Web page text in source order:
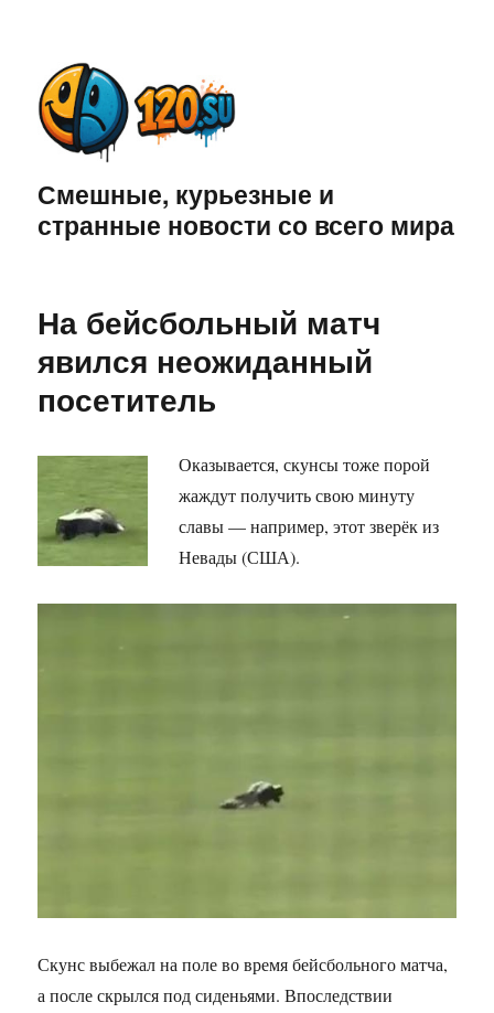
Смешные, курьезные и
странные новости со всего мира
На бейсбольный матч
явился неожиданный
посетитель
Оказывается, скунсы тоже порой
жаждут получить свою минуту
славы — например, этот зверёк из
Невады (США).
Скунс выбежал на поле во время бейсбольного матча,
а после скрылся под сиденьями. Впоследствии